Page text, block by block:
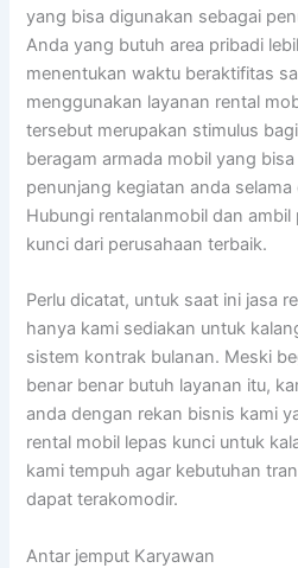
yang bisa digunakan sebagai
Anda yang butuh area pribadi
menentukan waktu beraktifitas
menggunakan layanan rental
tersebut merupakan stimulus
beragam armada mobil yang
penunjang kegiatan anda selama
Hubungi rentalanmobil dan
kunci dari perusahaan terbaik.
Perlu dicatat, untuk saat ini jasa
hanya kami sediakan untuk
sistem kontrak bulanan. Meski
benar benar butuh layanan itu,
anda dengan rekan bisnis kami
rental mobil lepas kunci untuk
kami tempuh agar kebutuhan
dapat terakomodir.
Antar jemput Karyawan